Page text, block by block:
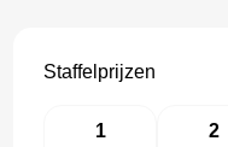
Staffelprijzen
1
2